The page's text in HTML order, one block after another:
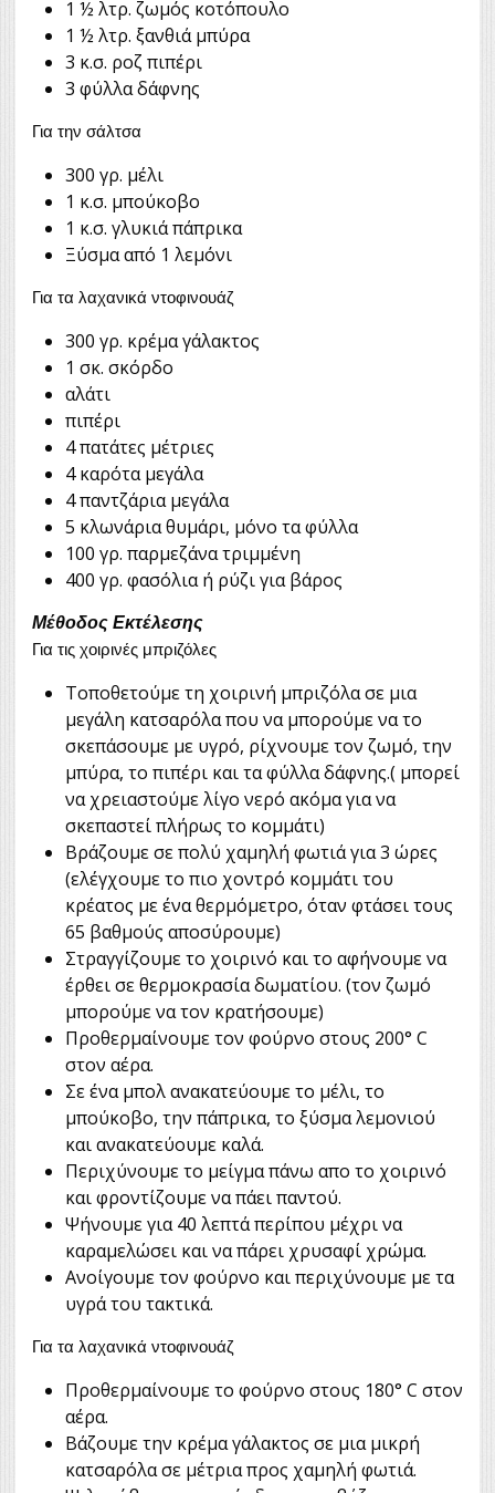
1 ½ λτρ. ζωμός κοτόπουλο
1 ½ λτρ. ξανθιά μπύρα
3 κ.σ. ρoζ πιπέρι
3 φύλλα δάφνης
Για την σάλτσα
300 γρ. μέλι
1 κ.σ. μπούκοβο
1 κ.σ. γλυκιά πάπρικα
Ξύσμα από 1 λεμόνι
Για τα λαχανικά ντοφινουάζ
300 γρ. κρέμα γάλακτος
1 σκ. σκόρδο
αλάτι
πιπέρι
4 πατάτες μέτριες
4 καρότα μεγάλα
4 παντζάρια μεγάλα
5 κλωνάρια θυμάρι, μόνο τα φύλλα
100 γρ. παρμεζάνα τριμμένη
400 γρ. φασόλια ή ρύζι για βάρος
Μέθοδος Εκτέλεσης
Για τις χοιρινές μπριζόλες
Τοποθετούμε τη χοιρινή μπριζόλα σε μια
μεγάλη κατσαρόλα που να μπορούμε να το
σκεπάσουμε με υγρό, ρίχνουμε τον ζωμό, την
μπύρα, το πιπέρι και τα φύλλα δάφνης.( μπορεί
να χρειαστούμε λίγο νερό ακόμα για να
σκεπαστεί πλήρως το κομμάτι)
Βράζουμε σε πολύ χαμηλή φωτιά για 3 ώρες
(ελέγχουμε το πιο χοντρό κομμάτι του
κρέατος με ένα θερμόμετρο, όταν φτάσει τους
65 βαθμούς αποσύρουμε)
Στραγγίζουμε το χοιρινό και το αφήνουμε να
έρθει σε θερμοκρασία δωματίου. (τον ζωμό
μπορούμε να τον κρατήσουμε)
Προθερμαίνουμε τον φούρνο στους 200° C
στον αέρα.
Σε ένα μπολ ανακατεύουμε το μέλι, το
μπούκοβο, την πάπρικα, το ξύσμα λεμονιού
και ανακατεύουμε καλά.
Περιχύνουμε το μείγμα πάνω απο το χοιρινό
και φροντίζουμε να πάει παντού.
Ψήνουμε για 40 λεπτά περίπου μέχρι να
καραμελώσει και να πάρει χρυσαφί χρώμα.
Ανοίγουμε τον φούρνο και περιχύνουμε με τα
υγρά του τακτικά.
Για τα λαχανικά ντοφινουάζ
Προθερμαίνουμε το φούρνο στους 180° C στον
αέρα.
Βάζουμε την κρέμα γάλακτος σε μια μικρή
κατσαρόλα σε μέτρια προς χαμηλή φωτιά.